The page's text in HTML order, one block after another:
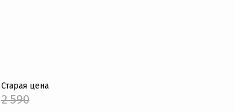
Старая цена
2 590